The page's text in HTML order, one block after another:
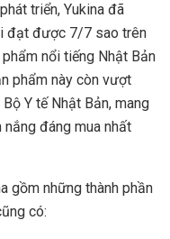
triển, Yukina đã
đạt được 7/7 sao trên
nổi tiếng Nhật Bản
phẩm này còn vượt
Y tế Nhật Bản, mang
đáng mua nhất
gồm những thành phần
có: